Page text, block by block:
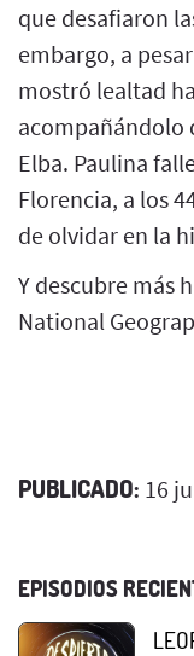
que desafiaron
embargo, a
mostró lealtad
acompañándolo
Elba. Paulina
Florencia, a los
de olvidar en la
Y descubre más
National
PUBLICADO: 16
EPISODIOS